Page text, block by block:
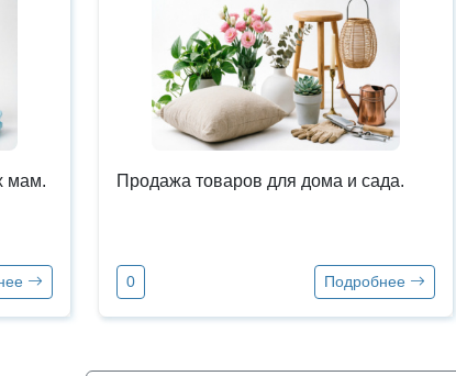
мам. Продажа товаров для дома и сада.
0 Подробнее